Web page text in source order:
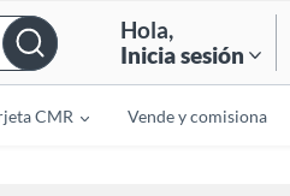
Hola,
Inicia sesión
CMR Vende y comisiona